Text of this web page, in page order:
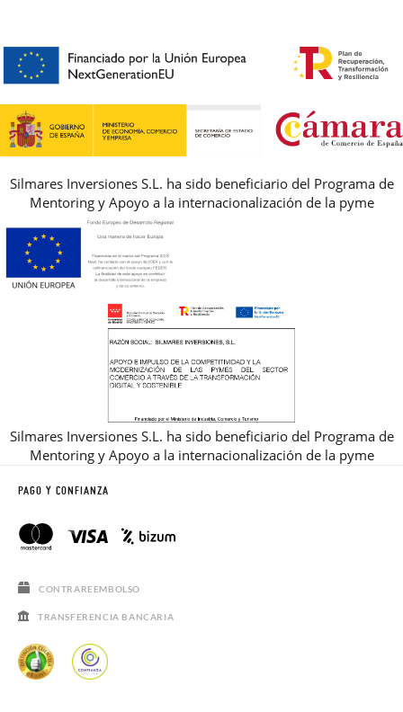
AVISO LEGAL, PRIVACIDAD Y COOKIES
REBAJAS
PREGUNTAS FRECUENTES
Silmares Inversiones S.L. ha sido beneficiario del Programa de
Mentoring y Apoyo a la internacionalización de la pyme
Silmares Inversiones S.L. ha sido beneficiario del Programa de
Mentoring y Apoyo a la internacionalización de la pyme
PAGO Y CONFIANZA
CONTRAREEMBOLSO
TRANSFERENCIA BANCARIA